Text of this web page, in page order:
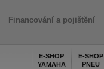
Financování a pojištění
E-SHOP
YAMAHA
E-SHOP
PNEU